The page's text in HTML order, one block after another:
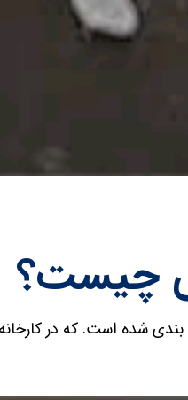
چیست؟
شده است. که در